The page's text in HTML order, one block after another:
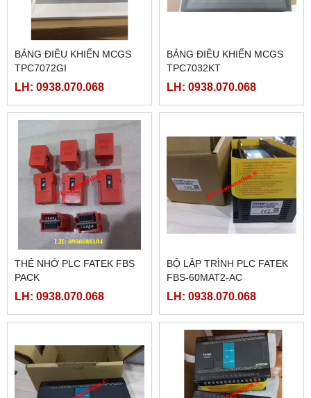
BẢNG ĐIỀU KHIỂN MCGS
TPC7072GI
LH: 0938.070.068
BẢNG ĐIỀU KHIỂN MCGS
TPC7032KT
LH: 0938.070.068
THẺ NHỚ PLC FATEK FBS
PACK
LH: 0938.070.068
BỘ LẬP TRÌNH PLC FATEK
FBS-60MAT2-AC
LH: 0938.070.068